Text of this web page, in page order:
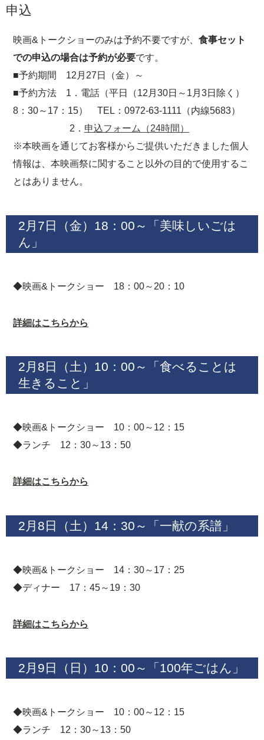
申込
映画&トークショーのみは予約不要ですが、 食事セット
での申込の場合は予約が必要です。
■予約期間 12月27日（金）～
■予約方法 1．電話（平日（12月30日～1月3日除く）
8：30～17：15） TEL：0972-63-1111（内線5683）
2． 申込フォーム（24時間）
※本映画を通じてお客様からご提供いただきました個人
情報は、本映画祭に関すること以外の目的で使用するこ
とはありません。
2月7日（金）18：00～「美味しいごは
ん」
◆映画&トークショー 18：00～20：10
詳細はこちらから
2月8日（土）10：00～「食べることは
生きること」
◆映画&トークショー 10：00～12：15
◆ランチ 12：30～13：50
詳細はこちらから
2月8日（土）14：30～「一献の系譜」
◆映画&トークショー 14：30～17：25
◆ディナー 17：45～19：30
詳細はこちらから
2月9日（日）10：00～「100年ごはん」
◆映画&トークショー 10：00～12：15
◆ランチ 12：30～13：50